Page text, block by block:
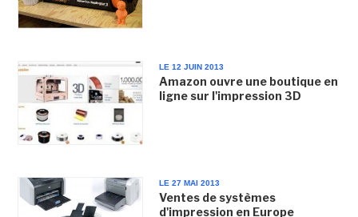
LE 12 JUIN 2013
Amazon ouvre une boutique en
ligne sur l'impression 3D
LE 27 MAI 2013
Ventes de systèmes
d'impression en Europe